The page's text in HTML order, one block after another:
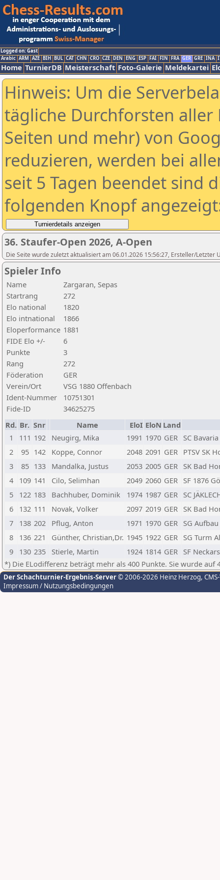
Logged on: Gast
Arabic ARM AZE BIH BUL CAT CHN CRO CZE DEN ENG ESP FAI FIN FRA GER GRE INA
Home TurnierDB Meisterschaft Foto-Galerie Meldekartei
Hinweis: Um die
tägliche Durchforsten aller
Seiten und mehr) von
reduzieren, werden bei
seit 5 Tagen beendet sind
folgenden Knopf
36. Staufer-Open 2026, A-Open
Die Seite wurde zuletzt aktualisiert am 06.01.2026 15:56:27, Ersteller/Letzter
Spieler Info
Name
Zargaran, Sepas
Startrang
272
Elo national
1820
Elo intnational
1866
Eloperformance 1881
FIDE Elo +/-
6
Punkte
3
Rang
272
Föderation
GER
Verein/Ort
VSG 1880 Offenbach
Ident-Nummer
10751301
Fide-ID
34625275
Rd. Br. Snr Name EloI EloN Land
1
111 192 Neugirg, Mika 1991 1970 GER SC
2
95 142 Koppe, Connor 2048 2091 GER PTSV SK
3
85 133 Mandalka, Justus 2053 2005 GER SK Bad
4
109 141 Cilo, Selimhan 2049 2060 GER SF 1876
5
122 183 Bachhuber, Dominik 1974 1987 GER SC
6
132 111 Novak, Volker 2097 2019 GER SK Bad
7
138 202 Pflug, Anton 1971 1970 GER SG
8
136 221 Günther, Christian,Dr. 1945 1922 GER SG Turm
9
130 235 Stierle, Martin 1924 1814 GER SF
*) Die ELodifferenz beträgt mehr als 400 Punkte. Sie wurde auf
Der Schachturnier-Ergebnis-Server© 2006-2026 Heinz Herzog,
Impressum / Nutzungsbedingungen